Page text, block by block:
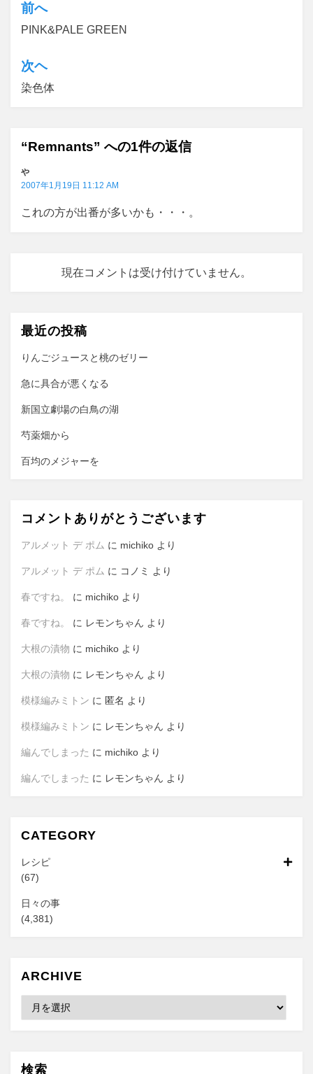
投
稿
ナ
ビ
シ
ョ
前へ
PINK&PALE GREEN
次ヘ
染色体
“Remnants” への1件の返信
や
2007年1月19日 11:12 AM
これの方が出番が多いかも・・・。
現在コメントは受け付けていません。
最近の投稿
りんごジュースと桃のゼリー
急に具合が悪くなる
新国立劇場の白鳥の湖
芍薬畑から
百均のメジャーを
コメントありがとうございます
アルメット デ ポム に michiko より
アルメット デ ポム に コノミ より
春ですね。 に michiko より
春ですね。 に レモンちゃん より
大根の漬物 に michiko より
大根の漬物 に レモンちゃん より
模様編みミトン に 匿名 より
模様編みミトン に レモンちゃん より
編んでしまった に michiko より
編んでしまった に レモンちゃん より
CATEGORY
レシピ
(67)
日々の事
(4,381)
ARCHIVE
Archive
検索